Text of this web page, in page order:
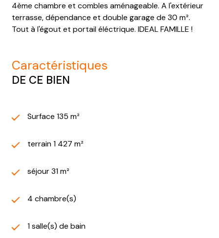
4ème chambre et combles aménageable. A l'extérieur
terrasse, dépendance et double garage de 30 m².
Tout à l'égout et portail éléctrique. IDEAL FAMILLE !
caractéristiques
DE CE BIEN
Surface 135 m²
terrain 1 427 m²
séjour 31 m²
4 chambre(s)
1 salle(s) de bain